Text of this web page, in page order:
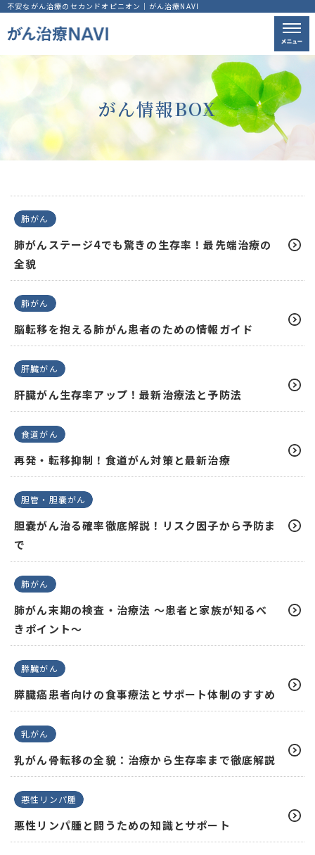
不安ながん治療のセカンドオピニオン｜がん治療NAVI
がん情報BOX
肺がん
肺がんステージ4でも驚きの生存率！最先端治療の
全貌
肺がん
脳転移を抱える肺がん患者のための情報ガイド
肝臓がん
肝臓がん生存率アップ！最新治療法と予防法
食道がん
再発・転移抑制！食道がん対策と最新治療
胆管・胆嚢がん
胆嚢がん治る確率徹底解説！リスク因子から予防ま
で
肺がん
肺がん末期の検査・治療法 ～患者と家族が知るべ
きポイント～
膵臓がん
膵臓癌患者向けの食事療法とサポート体制のすすめ
乳がん
乳がん骨転移の全貌：治療から生存率まで徹底解説
悪性リンパ腫
悪性リンパ腫と闘うための知識とサポート